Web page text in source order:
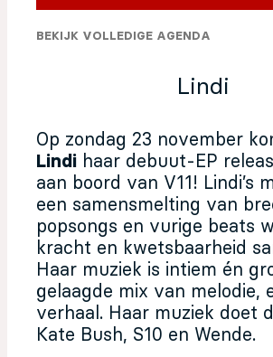
Lindi
Op zondag 23 november
Lindi haar debuut-EP
aan boord van V11! Lindi’s
een samensmelting van
popsongs en vurige beats
kracht en kwetsbaarheid
Haar muziek is intiem én
gelaagde mix van melodie,
verhaal. Haar muziek doet
Kate Bush, S10 en Wende.
BEKIJK VOLLEDIGE AGENDA